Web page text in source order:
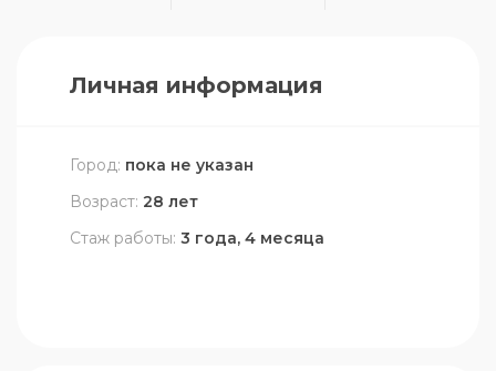
Личная информация
Город: пока не указан
Возраст: 28 лет
Стаж работы: 3 года, 4 месяца